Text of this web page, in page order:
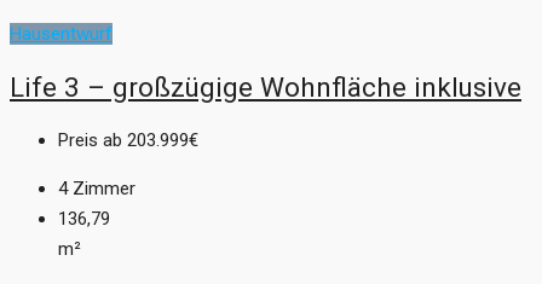
Hausentwurf
Life 3 – großzügige Wohnfläche inklusive
Preis ab 203.999€
4 Zimmer
136,79
m²